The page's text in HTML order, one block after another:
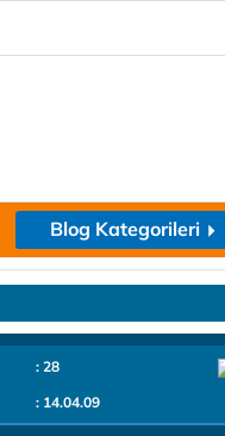
Blog Kategorileri
: 28
: 14.04.09